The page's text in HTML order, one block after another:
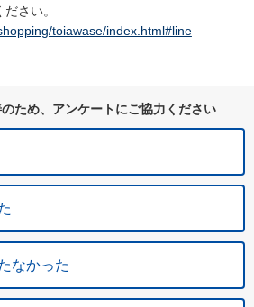
さい。
toiawase/index.html#line
ため、アンケートにご協力ください
なかった